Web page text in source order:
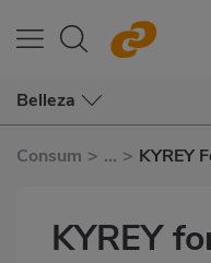
Belleza
Consum > ... > KYREY
KYREY